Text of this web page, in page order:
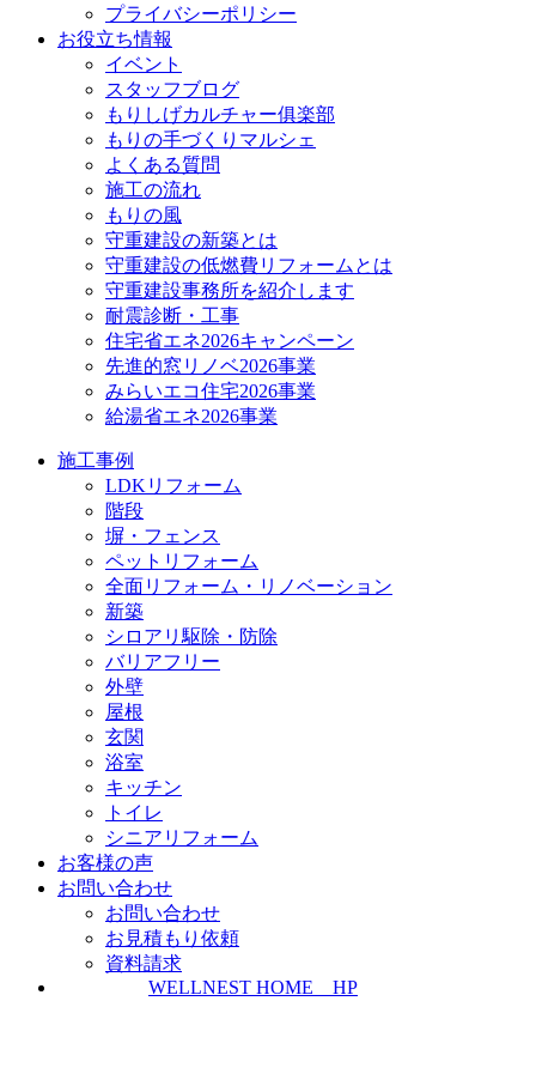
プライバシーポリシー
お役立ち情報
イベント
スタッフブログ
もりしげカルチャー俱楽部
もりの手づくりマルシェ
よくある質問
施工の流れ
もりの風
守重建設の新築とは
守重建設の低燃費リフォームとは
守重建設事務所を紹介します
耐震診断・工事
住宅省エネ2026キャンペーン
先進的窓リノベ2026事業
みらいエコ住宅2026事業
給湯省エネ2026事業
施工事例
LDKリフォーム
階段
塀・フェンス
ペットリフォーム
全面リフォーム・リノベーション
新築
シロアリ駆除・防除
バリアフリー
外壁
屋根
玄関
浴室
キッチン
トイレ
シニアリフォーム
お客様の声
お問い合わせ
お問い合わせ
お見積もり依頼
資料請求
WELLNEST HOME HP